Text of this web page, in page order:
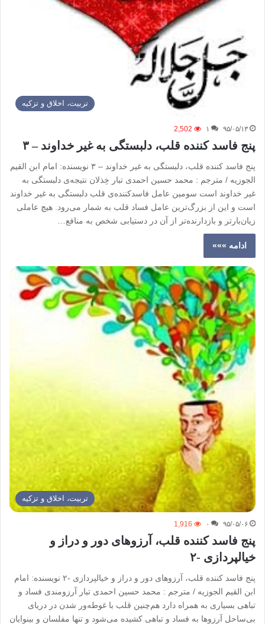
تربیت، اخلاق و تزکیه
۹۵/۰۵/۱۳ ۱ 2,502
پنج فاسد کننده قلب، دلبستگی به غیر خداوند – ۳
پنج فاسد کننده قلب، دلبستگی به غیر خداوند – ۳ نویسنده: امام ابن القیم
الجوزیه / مترجم : محمد حسین احمدی تبار خِذلان نتیجه‌ی دلبستگی به
غیر خداوند است سومین عامل فاسدکننده‌ی قلب دلبستگی به غیر خداوند
است و این از بزرگ‌ترین عامل فساد قلب به شمار می‌رود. هیچ عاملی
زیان‌بارتر و بازدارنده‌تر از آن در دستیابی شخص به منافع…
ادامه »»»
تربیت، اخلاق و تزکیه
۹۵/۰۵/۰۶ ۰ 1,916
پنج فاسد کننده قلب، آرزوهای دور و دراز و
خیالپردازی -۲
پنج فاسد کننده قلب، آرزوهای دور و دراز و خیالپردازی -۲ نویسنده: امام
ابن القیم الجوزیه / مترجم : محمد حسین احمدی تبار آرزومندی فساد و
تباهی بسیاری به همراه دارد هم‌چنین قلب با غوطه‌ور شدن در دریای
بی‌ساحل آرزوها به فساد و تباهی کشیده می‌شود و تنها مفلسان و بینوایان